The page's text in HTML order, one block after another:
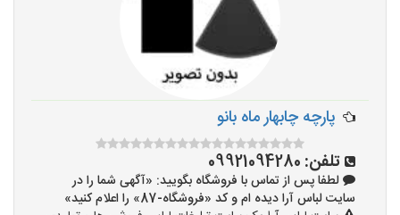
پارچه چابهار ماه بانو
تلفن: 09921094280
لطفا پس از تماس با فروشگاه بگویید: «آگهی شما را در
سایت لباس آرا دیده ام و کد «فروشگاه-87» را اعلام کنید»